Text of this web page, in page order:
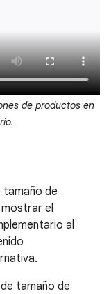
de productos en
tamaño de
el
al
tamaño de